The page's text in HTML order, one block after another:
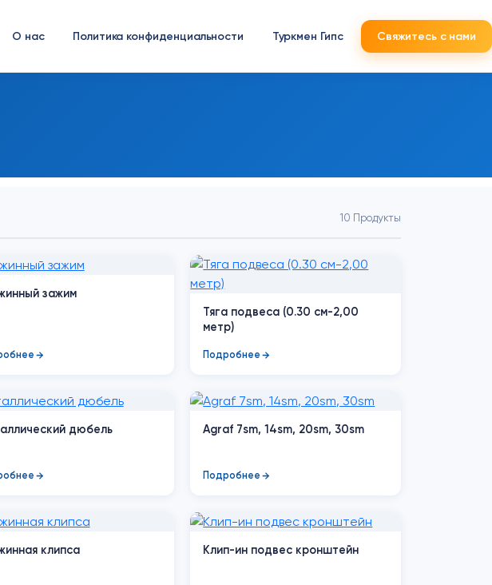
О нас Политика конфиденциальности Туркмен Гипс Свяжитесь с нами
10 Продукты
зажим
Тяга подвеса (0.30 см-2,00
метр)
Подробнее
дюбель Agraf 7sm, 14sm, 20sm, 30sm
Подробнее
клипса Клип-ин подвес кронштейн